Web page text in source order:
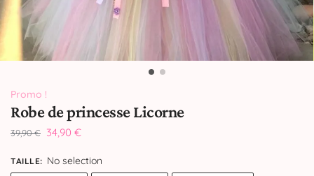
Promo !
Robe de princesse Licorne
39,90€ 34,90 €
TAILLE: No selection